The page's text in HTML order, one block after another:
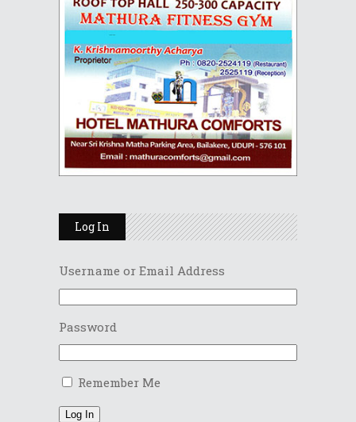
Log In
Username or Email Address
Password
Remember Me
Log In